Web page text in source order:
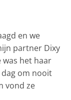
en we
partner Dixy
het haar
om nooit
vond ze